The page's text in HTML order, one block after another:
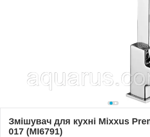
Змішувач для кухні Mixxus
017 (MI6791)